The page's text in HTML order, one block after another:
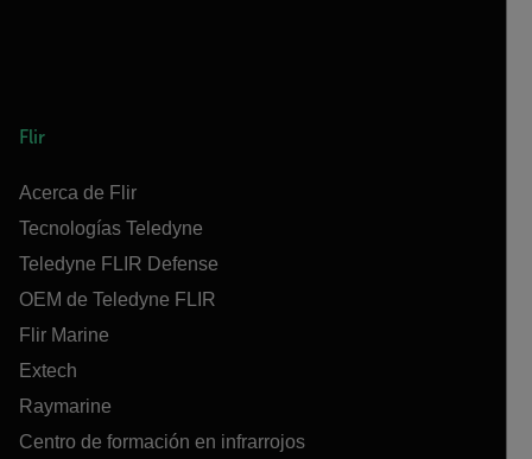
Flir
Acerca de Flir
Tecnologías Teledyne
Teledyne FLIR Defense
OEM de Teledyne FLIR
Flir Marine
Extech
Raymarine
Centro de formación en infrarrojos